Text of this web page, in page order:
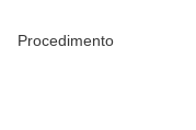
Procedimento